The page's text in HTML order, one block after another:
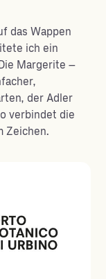
das Wappen
ich ein
Margerite –
der Adler
verbindet die
Zeichen.